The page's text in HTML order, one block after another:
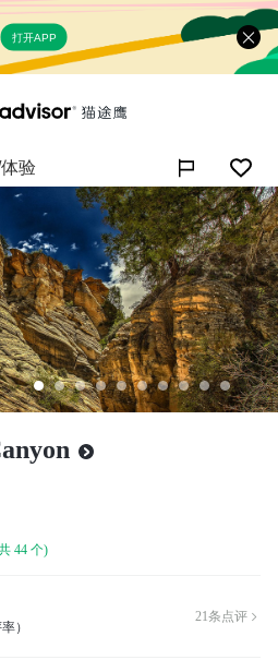
打开APP
验
44 个)
率）
21条点评 